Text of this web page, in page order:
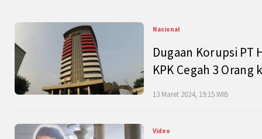
Nasional
Dugaan Korupsi PT
KPK Cegah 3 Orang
13 Maret 2024, 19:15 WIB
Video